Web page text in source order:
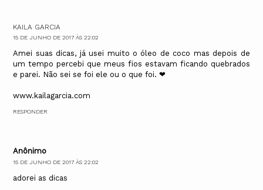
KAILA GARCIA
15 DE JUNHO DE 2017 ÀS 22:02
Amei suas dicas, já usei muito o óleo de coco mas depois de
um tempo percebi que meus fios estavam ficando quebrados
e parei. Não sei se foi ele ou o que foi. ❤
www.kailagarcia.com
RESPONDER
Anônimo
15 DE JUNHO DE 2017 ÀS 22:02
adorei as dicas